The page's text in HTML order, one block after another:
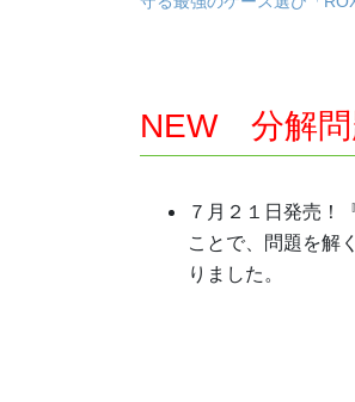
NEW 分解
７月２１日発売！
ことで、問題を解
りました。